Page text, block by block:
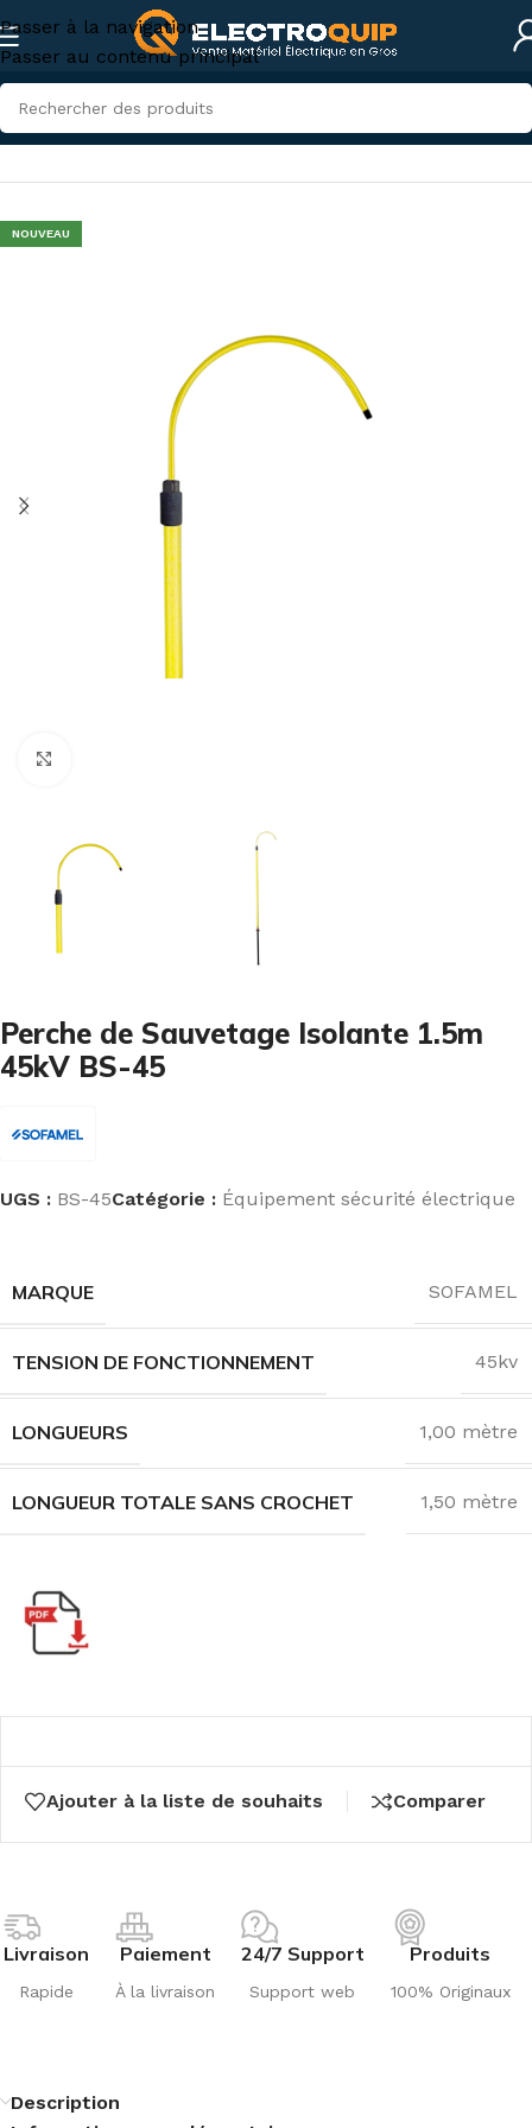
Passer à la navigation
Passer au contenu principal
Accueil/Sécurité/Équipement sécurité électrique
NOUVEAU
Perche de Sauvetage Isolante 1.5m
45kV BS-45
UGS : BS-45Catégorie : Équipement sécurité électrique
MARQUE SOFAMEL
TENSION DE FONCTIONNEMENT 45kv
LONGUEURS 1,00 mètre
LONGUEUR TOTALE SANS CROCHET 1,50 mètre
Ajouter à la liste de souhaits Comparer
Livraison
Rapide
Paiement
À la livraison
24/7 Support
Support web
Produits
100% Originaux
Description